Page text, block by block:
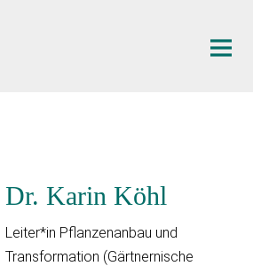
Dr. Karin Köhl
Leiter*in Pflanzenanbau und
Transformation (Gärtnernische